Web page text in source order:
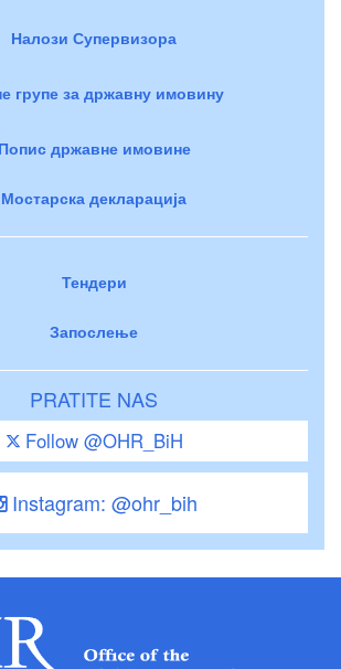
Налози Супервизора
групе за државну имовину
Попис државне имовине
Мостарска декларација
Тендери
Запослење
PRATITE NAS
Follow @OHR_BiH
Instagram: @ohr_bih